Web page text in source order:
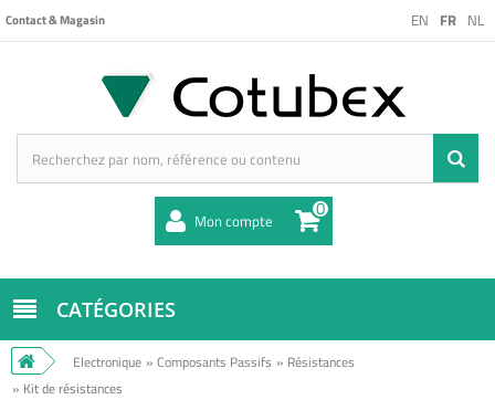
EN FR NL
Contact & Magasin
Mon compte 0
CATÉGORIES
Electronique » Composants Passifs » Résistances
» Kit de résistances